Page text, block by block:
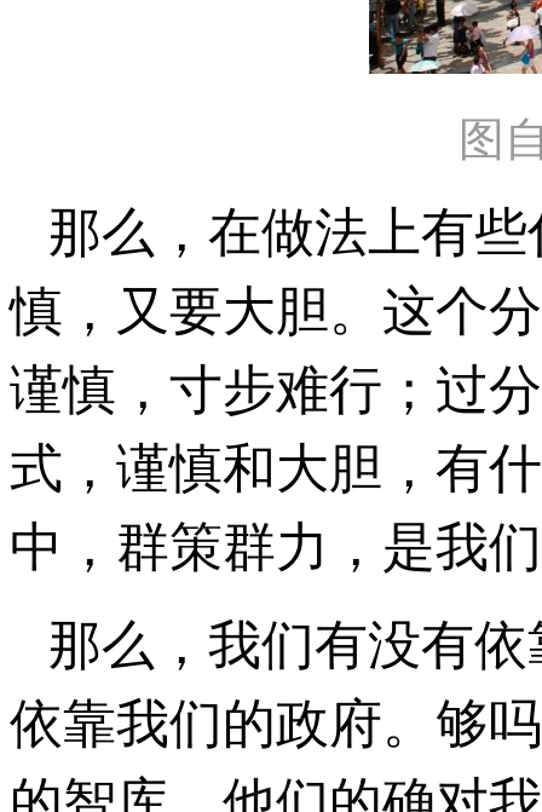
图
那么，在做法上有
慎，又要大胆。这个
谨慎，寸步难行；过
式，谨慎和大胆，有
中，群策群力，是我
那么，我们有没有
依靠我们的政府。够